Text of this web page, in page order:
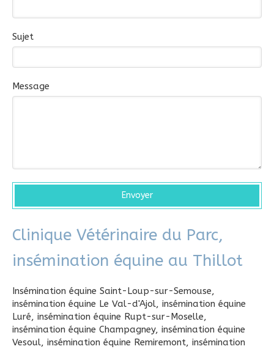
Sujet
Message
Envoyer
Clinique Vétérinaire du Parc,
insémination équine au Thillot
Insémination équine Saint-Loup-sur-Semouse,
insémination équine Le Val-d'Ajol, insémination équine
Luré, insémination équine Rupt-sur-Moselle,
insémination équine Champagney, insémination équine
Vesoul, insémination équine Remiremont, insémination